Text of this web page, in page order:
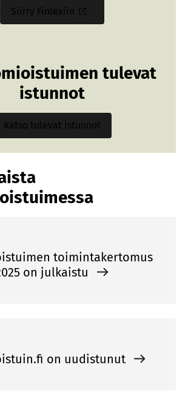
Siirry Finlexiin
tulevat
istunnot
Katso tulevat istunnot
toimintakertomus
on julkaistu
on uudistunut